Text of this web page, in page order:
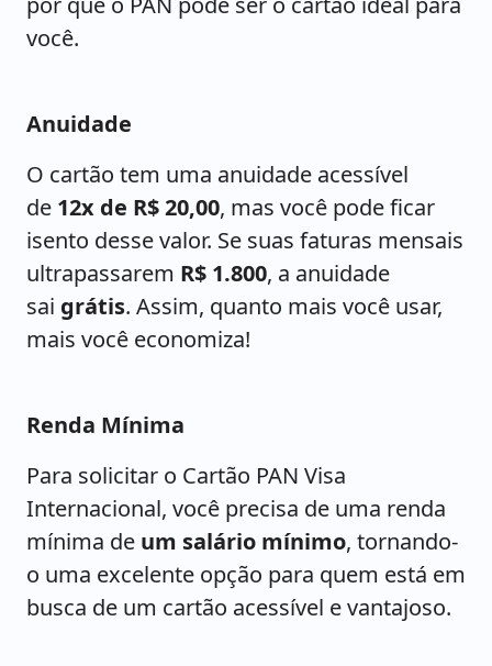
você.
Anuidade
O cartão tem uma anuidade acessível
de 12x de R$ 20,00, mas você pode ficar
isento desse valor. Se suas faturas mensais
ultrapassarem R$ 1.800, a anuidade
sai grátis. Assim, quanto mais você usar,
mais você economiza!
Renda Mínima
Para solicitar o Cartão PAN Visa
Internacional, você precisa de uma renda
mínima de um salário mínimo, tornando-
o uma excelente opção para quem está em
busca de um cartão acessível e vantajoso.